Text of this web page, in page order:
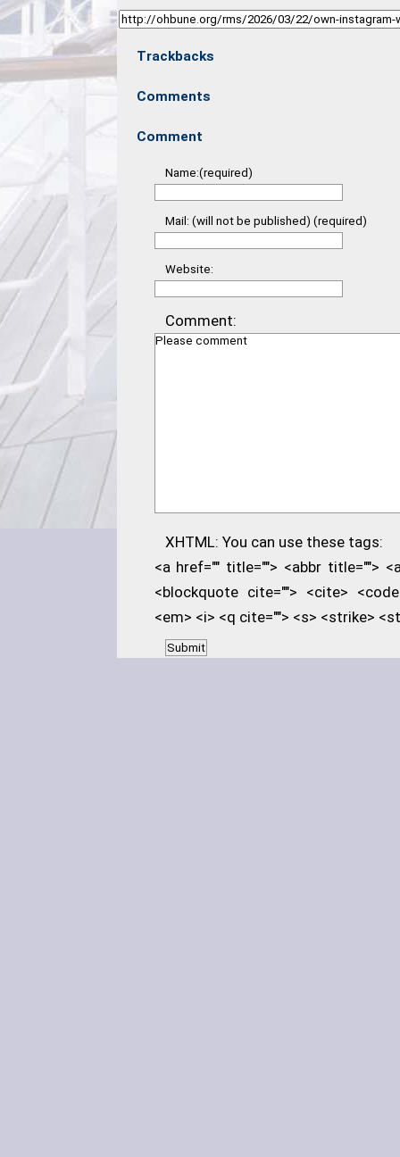
Trackbacks
Comments
Comment
Name:(required)
Mail: (will not be published) (required)
Website:
Comment:
XHTML: You can use these tags:
<a href="" title=""> <abbr title="">
<blockquote cite=""> <cite>
<em> <i> <q cite=""> <s> <strike>